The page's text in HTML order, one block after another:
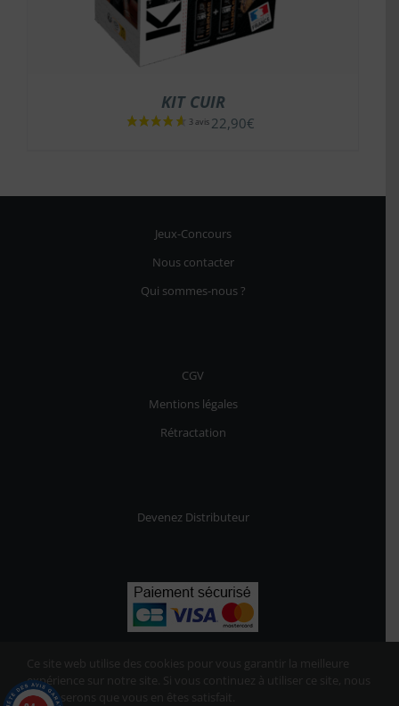
KIT CUIR
22,90€
Jeux-Concours
Nous contacter
Qui sommes-nous ?
CGV
Mentions légales
Rétractation
Devenez Distributeur
Ce site web utilise des cookies pour vous garantir la meilleure
expérience sur notre site. Si vous continuez à utiliser ce site, nous
supposerons que vous en êtes satisfait.